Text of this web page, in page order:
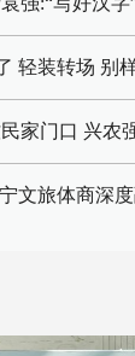
轻装转场 别
家门口 兴农
文旅体商深